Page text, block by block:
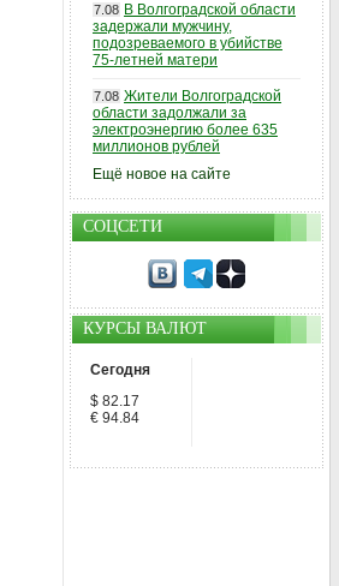
7.08 В Волгоградской области
задержали мужчину,
подозреваемого в убийстве
75-летней матери
7.08 Жители Волгоградской
области задолжали за
электроэнергию более 635
миллионов рублей
Ещё новое на сайте
СОЦСЕТИ
КУРСЫ ВАЛЮТ
Сегодня
$ 82.17
€ 94.84